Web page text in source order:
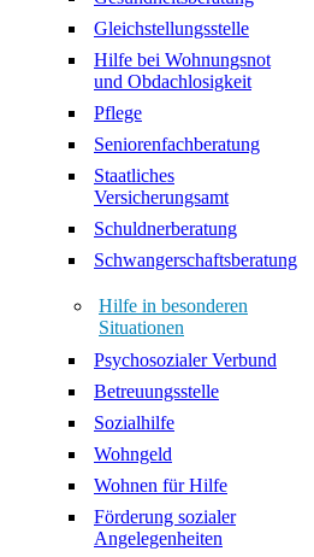
Gleichstellungsstelle
Hilfe bei Wohnungsnot
und Obdachlosigkeit
Pflege
Seniorenfachberatung
Staatliches
Versicherungsamt
Schuldnerberatung
Schwangerschaftsberatung
Hilfe in besonderen
Situationen
Psychosozialer Verbund
Betreuungsstelle
Sozialhilfe
Wohngeld
Wohnen für Hilfe
Förderung sozialer
Angelegenheiten